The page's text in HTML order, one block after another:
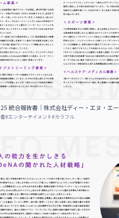
統合報告書｜株式会社ディー・エヌ・エー
#エンターテイメント#カラフル